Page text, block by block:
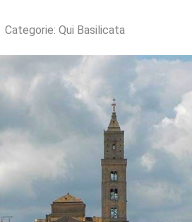
Categorie: Qui Basilicata